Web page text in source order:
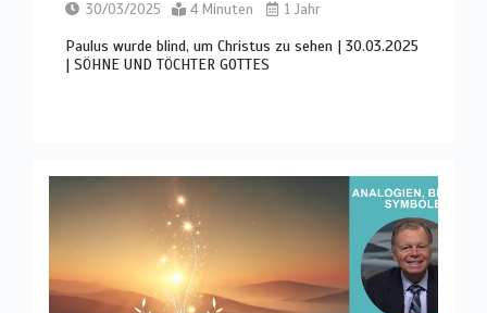
30/03/2025 4 Minuten 1 Jahr
Paulus wurde blind, um Christus zu sehen | 30.03.2025
| SÖHNE UND TÖCHTER GOTTES